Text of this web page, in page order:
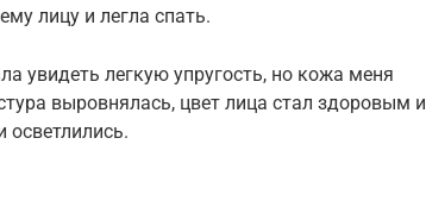
лицу и легла спать.
увидеть легкую упругость, но кожа меня
выровнялась, цвет лица стал здоровым и